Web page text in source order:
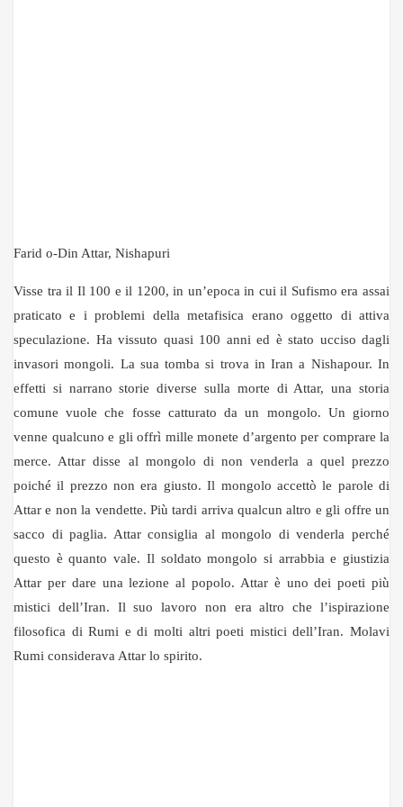
Farid o-Din Attar, Nishapuri
Visse tra il Il 100 e il 1200, in un’epoca in cui il Sufismo era assai
praticato e i problemi della metafisica erano oggetto di attiva
speculazione. Ha vissuto quasi 100 anni ed è stato ucciso dagli
invasori mongoli. La sua tomba si trova in Iran a Nishapour. In
effetti si narrano storie diverse sulla morte di Attar, una storia
comune vuole che fosse catturato da un mongolo. Un giorno
venne qualcuno e gli offrì mille monete d’argento per comprare la
merce. Attar disse al mongolo di non venderla a quel prezzo
poiché il prezzo non era giusto. Il mongolo accettò le parole di
Attar e non la vendette. Più tardi arriva qualcun altro e gli offre un
sacco di paglia. Attar consiglia al mongolo di venderla perché
questo è quanto vale. Il soldato mongolo si arrabbia e giustizia
Attar per dare una lezione al popolo. Attar è uno dei poeti più
mistici dell’Iran. Il suo lavoro non era altro che l’ispirazione
filosofica di Rumi e di molti altri poeti mistici dell’Iran. Molavi
Rumi considerava Attar lo spirito.